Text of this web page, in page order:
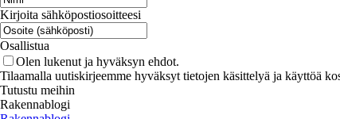
Kirjoita sähköpostiosoitteesi
Osallistua
Olen lukenut ja hyväksyn ehdot.
Tilaamalla uutiskirjeemme hyväksyt tietojen käsittelyä ja käyttöä
Tutustu meihin
Rakennablogi